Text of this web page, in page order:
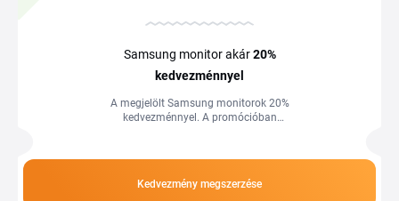
Samsung monitor akár20%
kedvezménnyel
A megjelölt Samsung monitorok 20%
kedvezménnyel. A promócióban
kedvezmény mértéke is. Több
Kedvezmény megszerzése